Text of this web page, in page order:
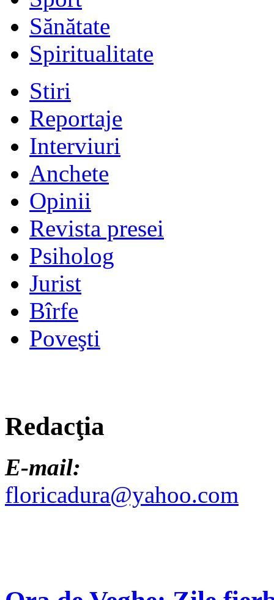
Sănătate
Spiritualitate
Stiri
Reportaje
Interviuri
Anchete
Opinii
Revista presei
Psiholog
Jurist
Bîrfe
Poveşti
Redacţia
E-mail:
floricadura@yahoo.com